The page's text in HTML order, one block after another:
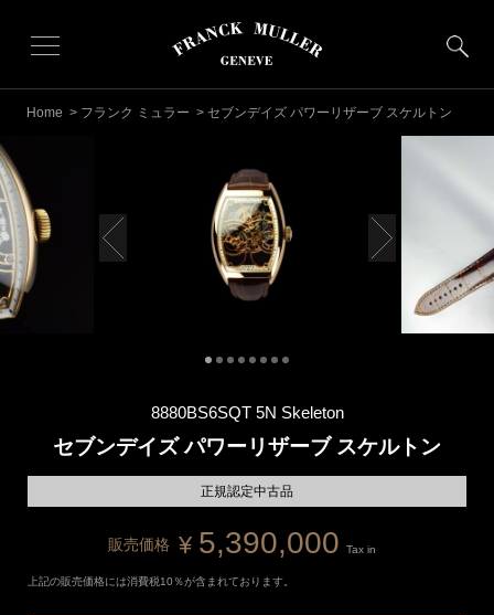
Home > フランク ミュラー > セブンデイズ パワーリザーブ スケルトン
8880BS6SQT 5N Skeleton
セブンデイズ パワーリザーブ スケルトン
正規認定中古品
販売価格 ¥ 5,390,000 Tax in
上記の販売価格には消費税10％が含まれております。